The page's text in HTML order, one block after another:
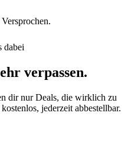
dabei
verpassen.
dir nur Deals, die wirklich zu
jederzeit abbestellbar.